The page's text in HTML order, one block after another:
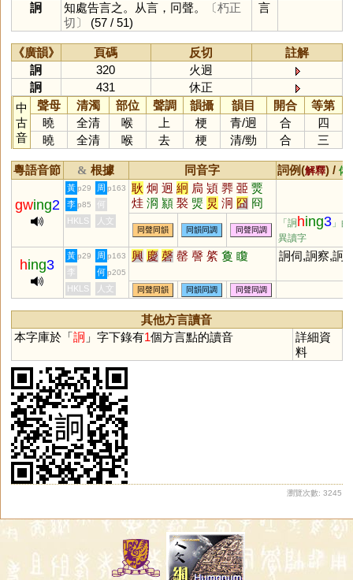
詗
知處告言之。从言，冋聲。
〔朽正
切〕
(57 / 51)
言
《廣韻》 頁碼 反切
註解
詗
320
火迥
詗
431
休正
中
古
音
聲母 清濁 部位 聲調 韻攝 韻目 開合
等第
曉
全清 喉 上 梗 青/迥 合
四
曉
全清 喉 去 梗 清/勁 合 三
粵語音節 & 根據 同音字 詞例(解釋) / 備
gwing2
黃 p29 周 p163 耿 炯 迥 絅 扃 熲 臩 臦 燛
烓 浻 顈 褧 煚 炅 泂 囧 冏
李 p85
何
HKLS
人文
同聲同韻 同韻同調 同聲同調
「詗 hing3 」的
異讀字
hing3
黃 p29 周 p163 興 慶 磬 罄 謦 綮 敻 矎 詗伺,詗察,詗
李 何 p205
HKLS 人文 同聲同韻 同韻同調 同聲同調
其他方言讀音
本字庫於「詗 」字下錄有1個方言點的讀音
詳細資
料
瀏覽次數: 3245